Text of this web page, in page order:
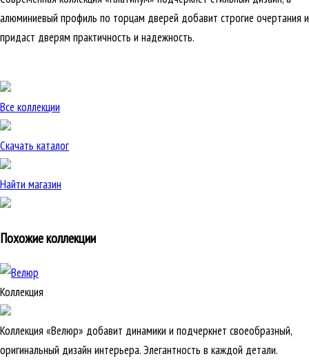
алюминиевый профиль по торцам дверей добавит строгие очертания и
придаст дверям практичность и надежность.
Все коллекции
Скачать каталог
Найти магазин
Похожие коллекции
Коллекция
Коллекция «Велюр» добавит динамики и подчеркнет своеобразный,
оригинальный дизайн интерьера. Элегантность в каждой детали.